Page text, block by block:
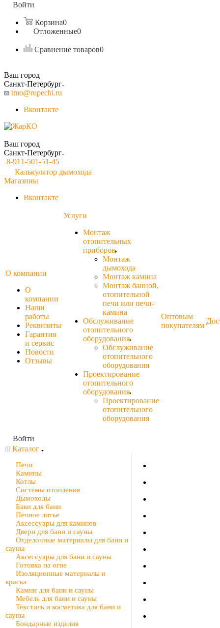
Войти
Корзина0
Отложенные0
Сравнение товаров0
Ваш город
Санкт-Петербург
tmo@rupechi.ru
Вконтакте
Ваш город
Санкт-Петербург
8-911-501-51-45
Калькулятор дымохода
Магазины
Вконтакте
О компании
О
компании
Наши
работы
Реквизиты
Гарантия
и сервис
Новости
Отзывы
Услуги
Монтаж
отопительных
приборов
Монтаж
дымохода
Монтаж камина
Монтаж банной,
отопительной
печи или печи-
камина
Обслуживание
отопительного
оборудования
Обслуживание
отопительного
оборудования
Проектирование
отопительного
оборудования
Проектирование
отопительного
оборудования
Оптовым
покупателям
Войти
Каталог
Печи
Камины
Котлы
Системы отопления
Дымоходы
Баки для бани
Печное литье
Аксессуары для каминов
Двери для бани и сауны
Отделочные материалы для бани и
сауны
Аксессуары для бани и сауны
Готовка на огне
Изоляционные материалы и
краска
Камни для бани и сауны
Мебель для бани и сауны
Текстиль и косметика для бани и
сауны
Бондарные изделия